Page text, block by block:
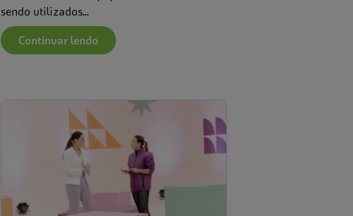
sendo utilizados...
Continuar lendo